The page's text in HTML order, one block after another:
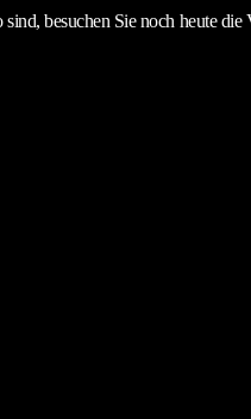
besuchen Sie noch heute